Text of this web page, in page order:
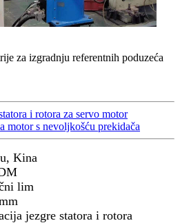
za izgradnju referentnih poduzeća
i rotora za servo motor
motor s nevoljkošću prekidača
Kina
lim
jezgre statora i rotora